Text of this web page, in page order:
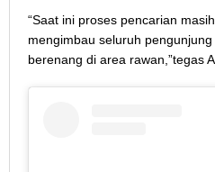
“Saat ini proses pencarian
mengimbau seluruh
berenang di area rawan,”tegas